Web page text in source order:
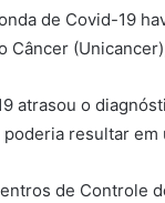
de Covid-19
atrasou o
resultar
de Controle